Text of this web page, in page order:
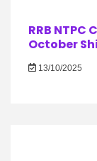
RRB NTPC
October
13/10/2025